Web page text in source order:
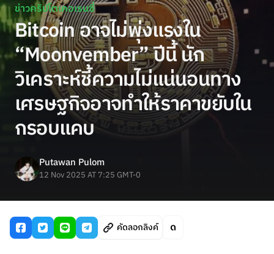
ข่าวคริปโตเคอเรนซี่
Bitcoin อาจไม่พุ่งแรงใน
“Moonvember” ปีนี้ นัก
วิเคราะห์ชี้ความไม่แน่นอนทาง
เศรษฐกิจอาจทำให้ราคาขยับใน
กรอบแคบ
Putawan Pulom
12 Nov 2025 AT 7:25 GMT-0
คัดลอกลิงค์